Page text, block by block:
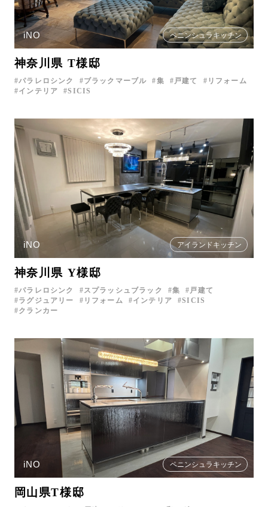
iNO ペニンシュラキッチン
神奈川県 T様邸
パラレロシンク ブラックマーブル 集 戸建て
リフォーム
インテリア
SICIS
iNO アイランドキッチン
神奈川県 Y様邸
パラレロシンク スプラッシュブラック 集
戸建て
ラグジュアリー
リフォーム インテリア
SICIS
クランカー
iNO ペニンシュラキッチン
岡山県T様邸